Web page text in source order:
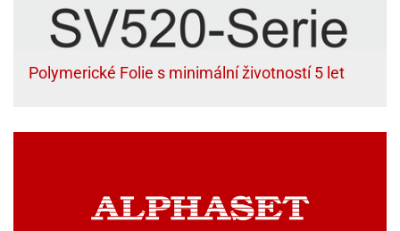
Polymerické Folie s minimální životností 5 let